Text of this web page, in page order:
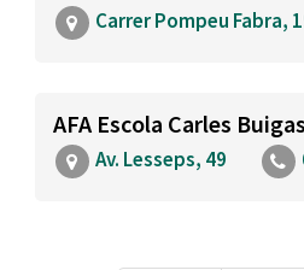
Carrer Pompeu Fabra,
AFA Escola Carles Buigas
Av. Lesseps, 49